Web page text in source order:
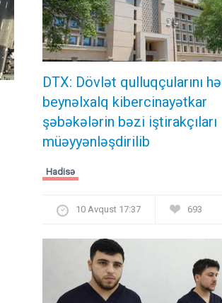
DTX: Dövlət qulluqçularını
beynəlxalq kibercinayətkar
şəbəkələrin bəzi iştirakçıları
müəyyənləşdirilib
Hadisə
10 Avqust 17:37 693